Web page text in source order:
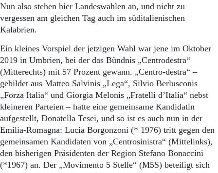
Nun also stehen hier Landeswahlen an, und nicht zu
vergessen am gleichen Tag auch im süditalienischen
Kalabrien.
Ein kleines Vorspiel der jetzigen Wahl war jene im Oktober
2019 in Umbrien, bei der das Bündnis „Centrodestra“
(Mitterechts) mit 57 Prozent gewann. „Centro-destra“ –
gebildet aus Matteo Salvinis „Lega“, Silvio Berlusconis
„Forza Italia“ und Giorgia Melonis „Fratelli d’Italia“ nebst
kleineren Parteien – hatte eine gemeinsame Kandidatin
aufgestellt, Donatella Tesei, und so ist es auch nun in der
Emilia-Romagna: Lucia Borgonzoni (* 1976) tritt gegen den
gemeinsamen Kandidaten von „Centrosinistra“ (Mittelinks),
den bisherigen Präsidenten der Region Stefano Bonaccini
(*1967) an. Der „Movimento 5 Stelle“ (M5S) beteiligt sich